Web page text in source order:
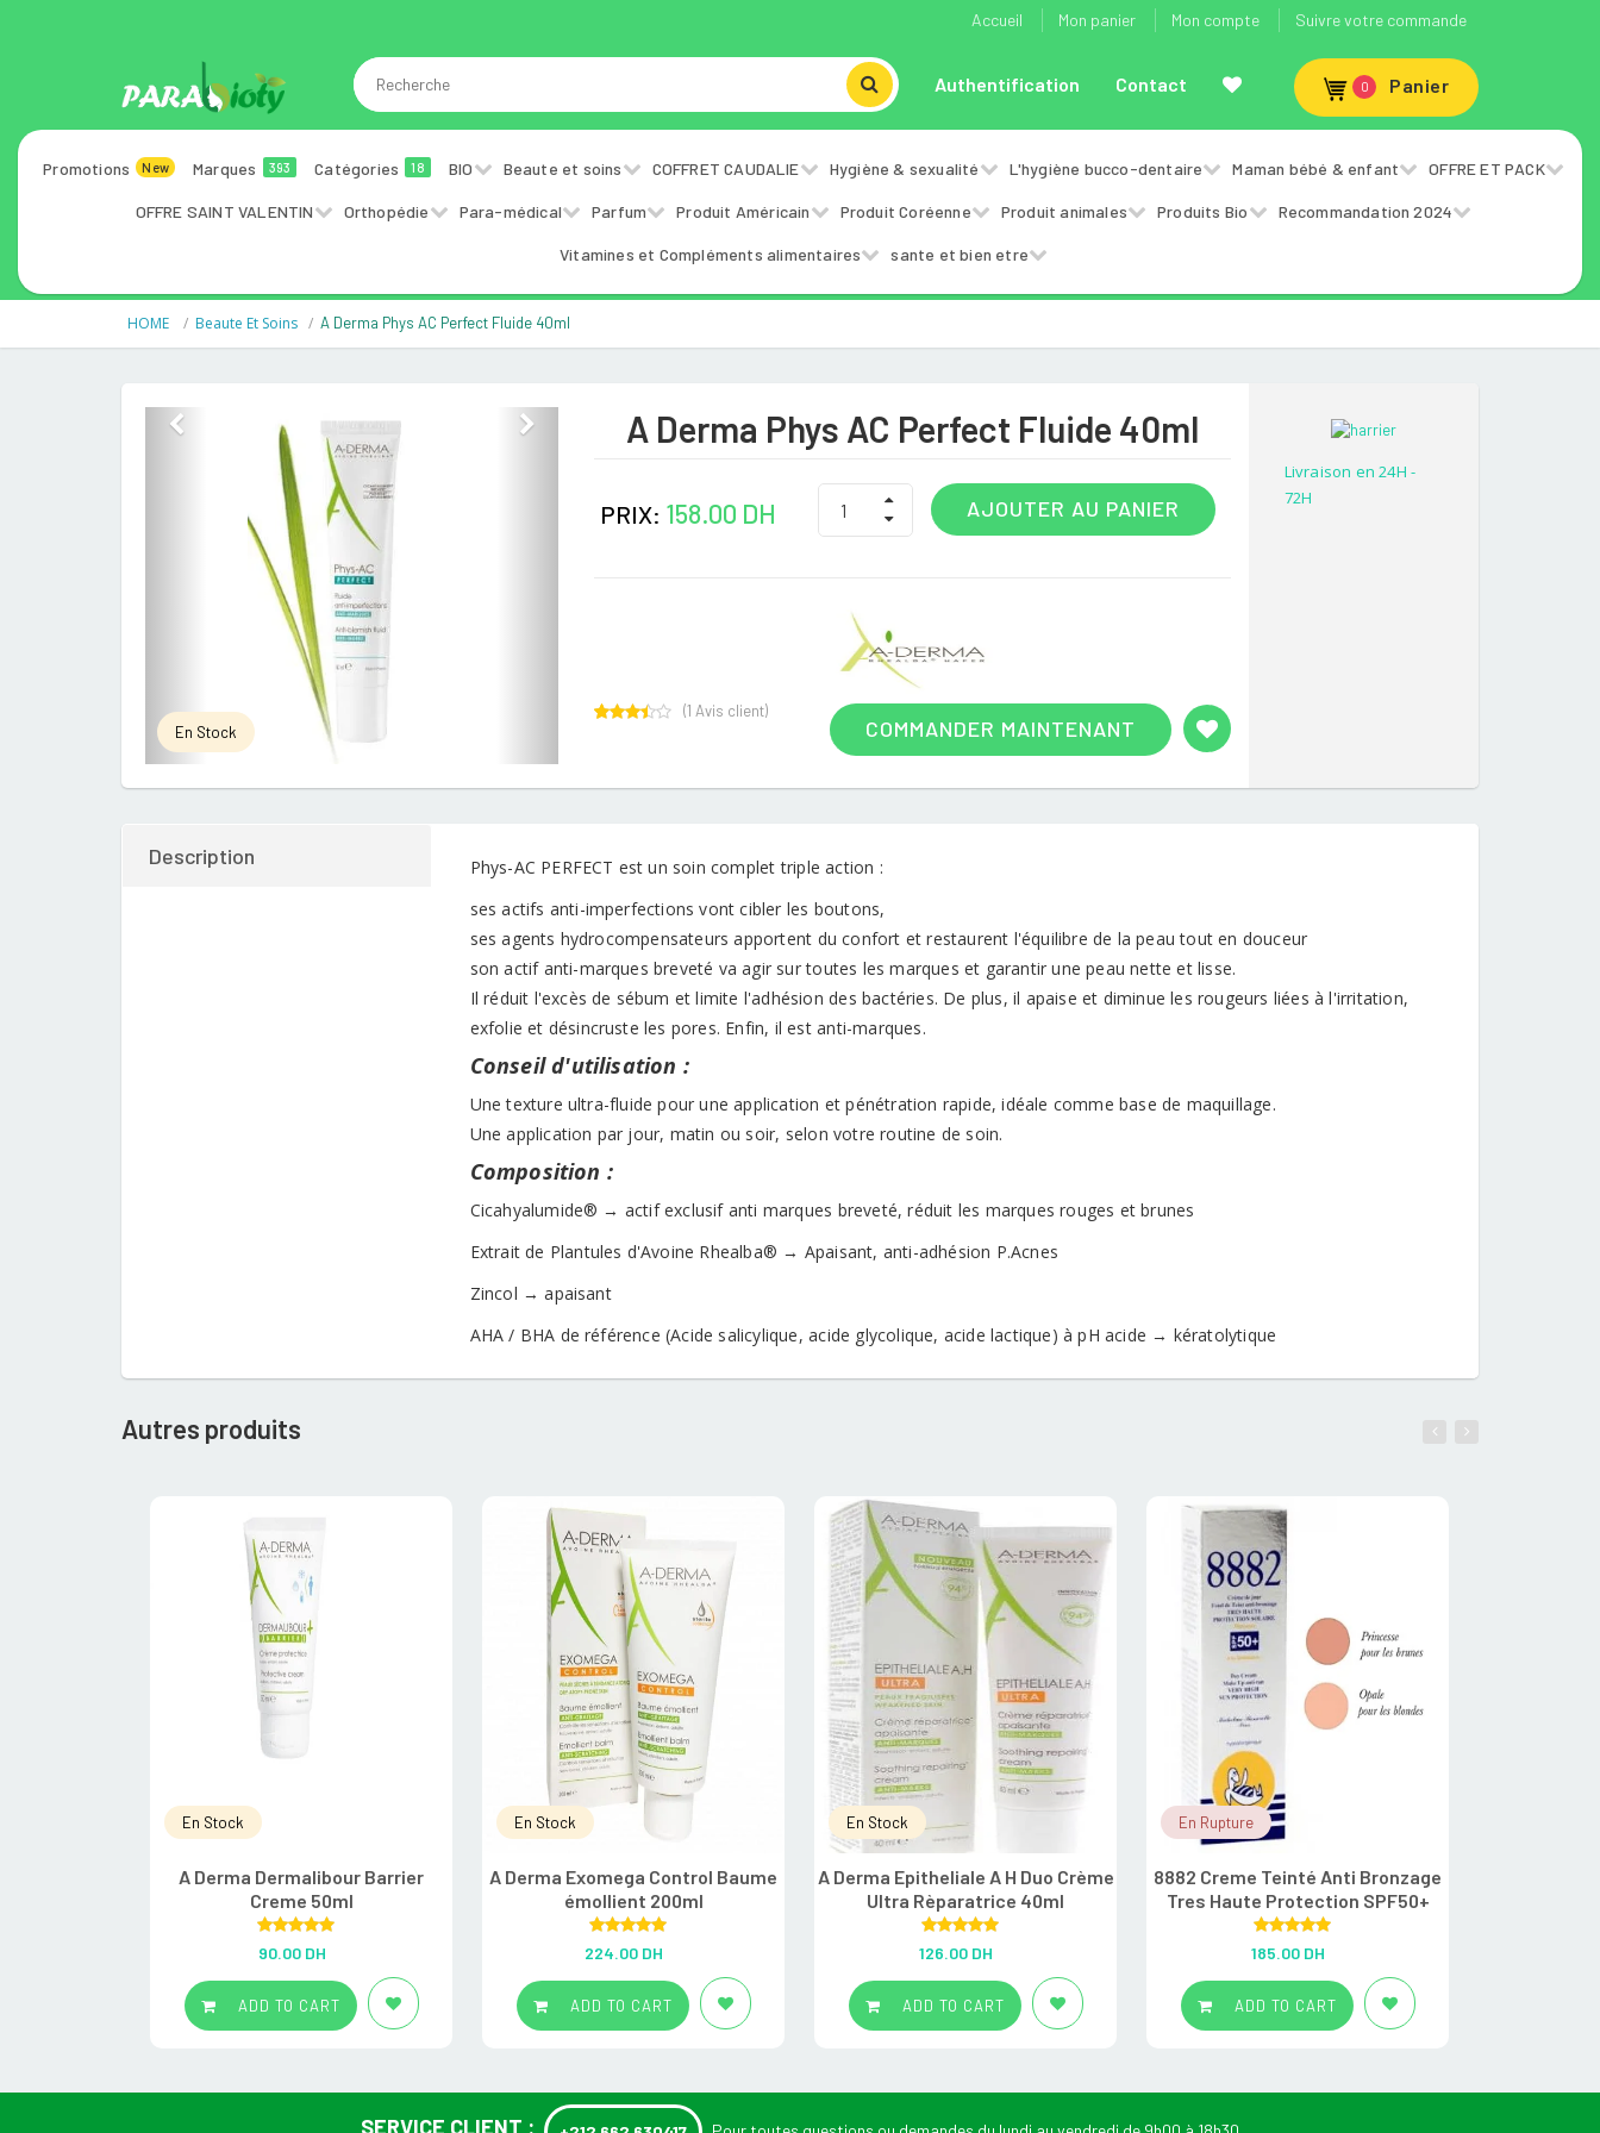
Accueil Mon panier Mon compte Suivre votre commande
Authentification Contact 0 Panier
Promotions New Marques 393 Catégories 18 BIO Beaute et soins COFFRET CAUDALIE Hygiène & sexualité L'hygiène bucco-dentaire Maman bébé & enfant OFFRE ET PACK
OFFRE SAINT VALENTIN Orthopédie Para-médical Parfum Produit Américain Produit Coréenne Produit animales Produits Bio Recommandation 2024
Vitamines et Compléments alimentaires sante et bien etre
HOME Beaute Et Soins A Derma Phys AC Perfect Fluide 40ml
Previous
En Stock
A Derma Phys AC Perfect Fluide 40ml
PRIX: 158.00 DH AJOUTER AU PANIER
COMMANDER MAINTENANT
5
(1 Avis client)
Livraison en 24H -
72H
Description
Phys-AC PERFECT est un soin complet triple action :
ses actifs anti-imperfections vont cibler les boutons,
ses agents hydrocompensateurs apportent du confort et restaurent l'équilibre de la peau tout en douceur
son actif anti-marques breveté va agir sur toutes les marques et garantir une peau nette et lisse.
Il réduit l'excès de sébum et limite l'adhésion des bactéries. De plus, il apaise et diminue les rougeurs liées à l'irritation,
exfolie et désincruste les pores. Enfin, il est anti-marques.
Conseil d'utilisation :
Une texture ultra-fluide pour une application et pénétration rapide, idéale comme base de maquillage.
Une application par jour, matin ou soir, selon votre routine de soin.
Composition :
Cicahyalumide® → actif exclusif anti marques breveté, réduit les marques rouges et brunes
Extrait de Plantules d'Avoine Rhealba® → Apaisant, anti-adhésion P.Acnes
Zincol → apaisant
AHA / BHA de référence (Acide salicylique, acide glycolique, acide lactique) à pH acide → kératolytique
Autres produits
En Stock
A Derma Dermalibour Barrier
Creme 50ml
Rated5.00
out of 5
90.00 DH
ADD TO CART
En Stock
A Derma Exomega Control Baume
émollient 200ml
Rated 5.00
out of 5
224.00 DH
ADD TO CART
En Stock
A Derma Epitheliale A H Duo Crème
Ultra Rèparatrice 40ml
Rated 5.00
out of 5
126.00 DH
ADD TO CART
En Rupture
8882 Creme Teinté Anti Bronzage
Tres Haute Protection SPF50+
Rated 5.00
out of 5
185.00 DH
ADD TO CART
SERVICE CLIENT :